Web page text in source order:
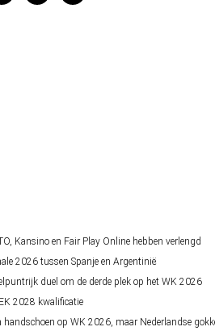
Kansino en Fair Play Online hebben verlengd
2026 tussen Spanje en Argentinië
duel om de derde plek op het WK 2026
2028 kwalificatie
op WK 2026, maar Nederlandse